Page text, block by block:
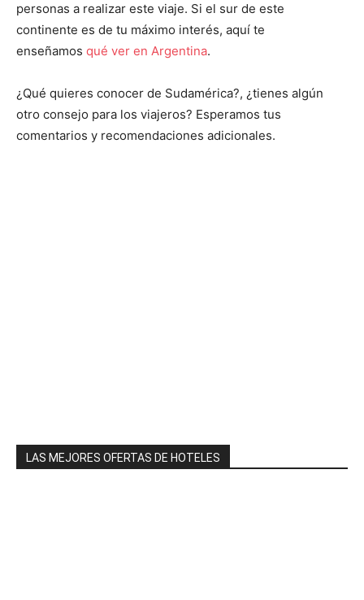
personas a realizar este viaje. Si el sur de este
continente es de tu máximo interés, aquí te
enseñamos qué ver en Argentina.
¿Qué quieres conocer de Sudamérica?, ¿tienes algún
otro consejo para los viajeros? Esperamos tus
comentarios y recomendaciones adicionales.
LAS MEJORES OFERTAS DE HOTELES